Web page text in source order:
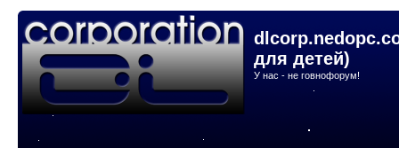
для детей)
У нас - не говнофорум!